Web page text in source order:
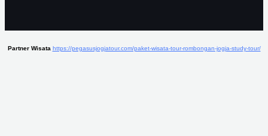
Partner Wisata https://pegasusjogjatour.com/paket-wisata-tour-rombongan-jogja-study-tour/